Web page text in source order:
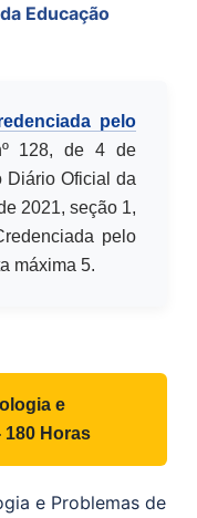
Educação
pelo
128, de 4 de
Diário Oficial da
2021, seção 1,
pelo
máxima 5.
e
180 Horas
e Problemas de